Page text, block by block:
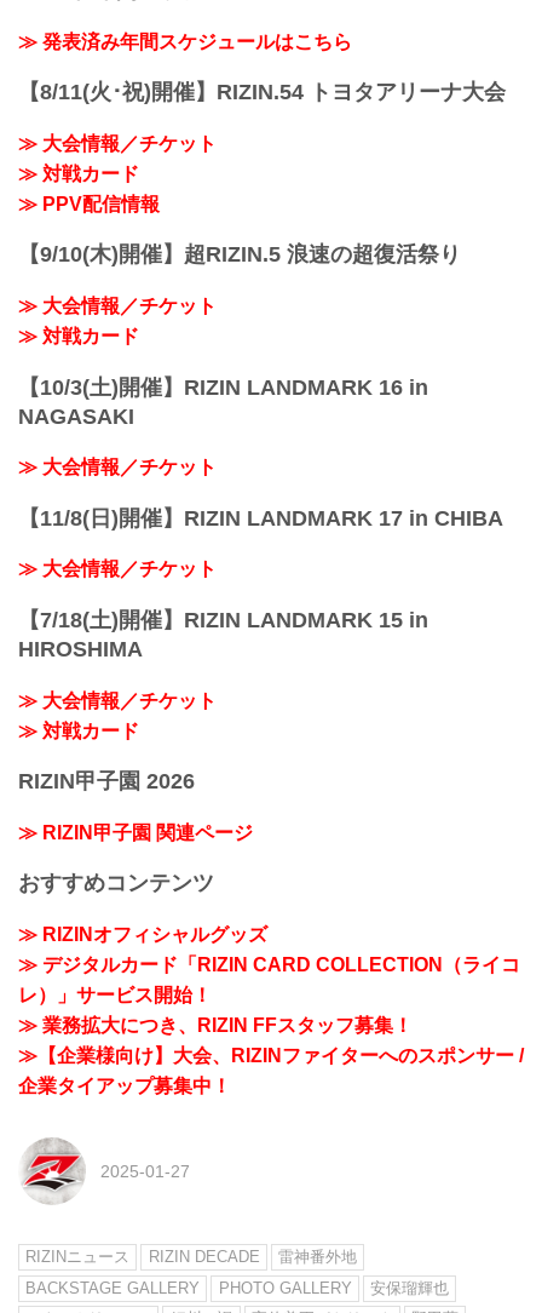
2R 2分59秒 TKO（レフェリーストップ）
≫ 試合結果詳...
いきます。
≫ 発表済み年間スケジュールはこちら
【8/11(火･祝)開催】RIZIN.54 トヨタアリーナ大会
≫ 大会情報／チケット
≫ 対戦カード
≫ PPV配信情報
【9/10(木)開催】超RIZIN.5 浪速の超復活祭り
≫ 大会情報／チケット
≫ 対戦カード
【10/3(土)開催】RIZIN LANDMARK 16 in
NAGASAKI
≫ 大会情報／チケット
【11/8(日)開催】RIZIN LANDMARK 17 in CHIBA
≫ 大会情報／チケット
【7/18(土)開催】RIZIN LANDMARK 15 in
HIROSHIMA
≫ 大会情報／チケット
≫ 対戦カード
RIZIN甲子園 2026
≫ RIZIN甲子園 関連ページ
おすすめコンテンツ
≫ RIZINオフィシャルグッズ
≫ デジタルカード「RIZIN CARD COLLECTION（ライコ
レ）」サービス開始！
≫ 業務拡大につき、RIZIN FFスタッフ募集！
≫【企業様向け】大会、RIZINファイターへのスポンサー /
企業タイアップ募集中！
2025-01-27
RIZINニュース RIZIN DECADE
雷神番外地
BACKSTAGE GALLERY
PHOTO GALLERY
安保瑠輝也